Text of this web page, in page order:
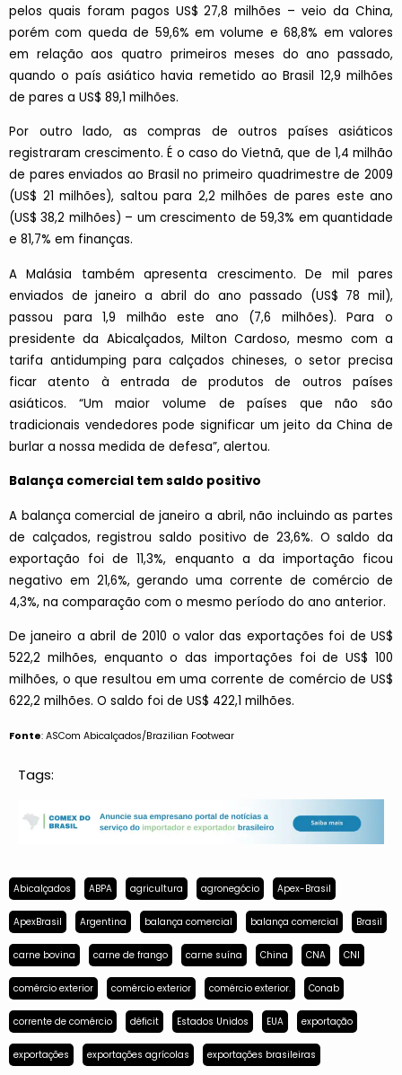
pelos quais foram pagos US$ 27,8 milhões – veio da China,
porém com queda de 59,6% em volume e 68,8% em valores
em relação aos quatro primeiros meses do ano passado,
quando o país asiático havia remetido ao Brasil 12,9 milhões
de pares a US$ 89,1 milhões.
Por outro lado, as compras de outros países asiáticos
registraram crescimento. É o caso do Vietnã, que de 1,4 milhão
de pares enviados ao Brasil no primeiro quadrimestre de 2009
(US$ 21 milhões), saltou para 2,2 milhões de pares este ano
(US$ 38,2 milhões) – um crescimento de 59,3% em quantidade
e 81,7% em finanças.
A Malásia também apresenta crescimento. De mil pares
enviados de janeiro a abril do ano passado (US$ 78 mil),
passou para 1,9 milhão este ano (7,6 milhões). Para o
presidente da Abicalçados, Milton Cardoso, mesmo com a
tarifa antidumping para calçados chineses, o setor precisa
ficar atento à entrada de produtos de outros países
asiáticos. “Um maior volume de países que não são
tradicionais vendedores pode significar um jeito da China de
burlar a nossa medida de defesa”, alertou.
Balança comercial tem saldo positivo
A balança comercial de janeiro a abril, não incluindo as partes
de calçados, registrou saldo positivo de 23,6%. O saldo da
exportação foi de 11,3%, enquanto a da importação ficou
negativo em 21,6%, gerando uma corrente de comércio de
4,3%, na comparação com o mesmo período do ano anterior.
De janeiro a abril de 2010 o valor das exportações foi de US$
522,2 milhões, enquanto o das importações foi de US$ 100
milhões, o que resultou em uma corrente de comércio de US$
622,2 milhões. O saldo foi de US$ 422,1 milhões.
Fonte: ASCom Abicalçados/Brazilian Footwear
Tags:
Abicalçados ABPA agricultura agronegócio Apex-Brasil
ApexBrasil Argentina balança comercial balança comercial Brasil
carne bovina carne de frango carne suína China CNA CNI
comércio exterior comércio exterior comércio exterior. Conab
corrente de comércio déficit Estados Unidos EUA exportação
exportações exportações agrícolas exportações brasileiras